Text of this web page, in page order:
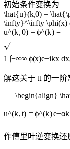
初始条件变换为
\hat{u}(k,0) =
\infty}^\infty \phi(x)
u^(k,0) = ϕ^(k) =
1 ∫−∞∞ ϕ(x)e−ikx dx
解这关于 tt 的一阶
\begin{align}
u^(k,t) = ϕ^(k)e−αk
作傅里叶逆变换还